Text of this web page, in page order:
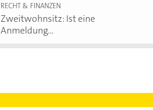
RECHT & FINANZEN
Zweitwohnsitz: Ist eine
Anmeldung...